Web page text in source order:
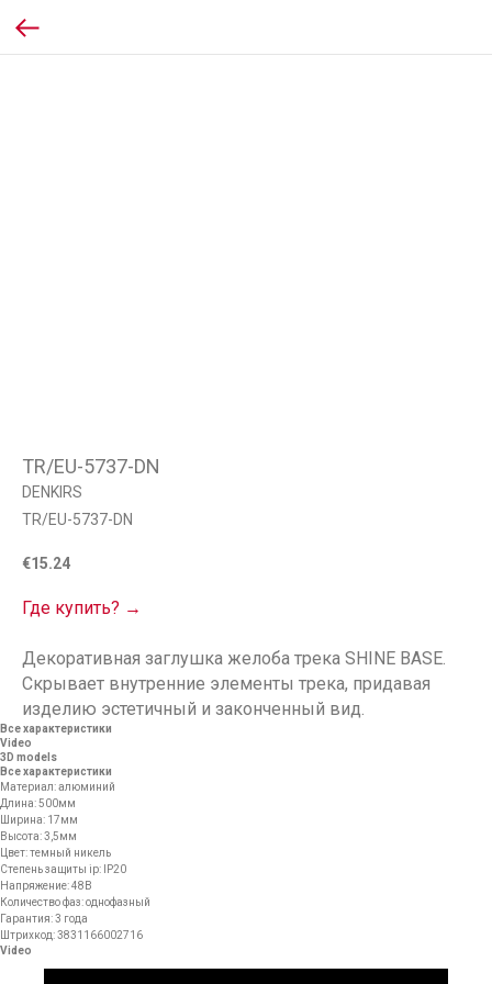
TR/EU-5737-DN
DENKIRS
TR/EU-5737-DN
€15.24
Где купить? →
Декоративная заглушка желоба трека SHINE BASE.
Скрывает внутренние элементы трека, придавая
изделию эстетичный и законченный вид.
Все характеристики
Video
3D models
Все характеристики
Материал: алюминий
Длина: 500мм
Ширина: 17мм
Высота: 3,5мм
Цвет: темный никель
Степень защиты ip: IP20
Напряжение: 48В
Количество фаз: однофазный
Гарантия: 3 года
Штрихкод: 3831166002716
Video